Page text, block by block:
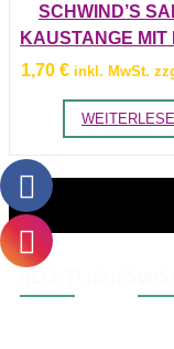
SCHWIND’S
KAUSTANGE MIT
1,70 € inkl. MwSt.